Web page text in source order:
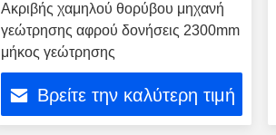
Ακριβής χαμηλού θορύβου μηχανή
γεώτρησης αφρού δονήσεις 2300mm
μήκος γεώτρησης
Βρείτε την καλύτερη τιμή